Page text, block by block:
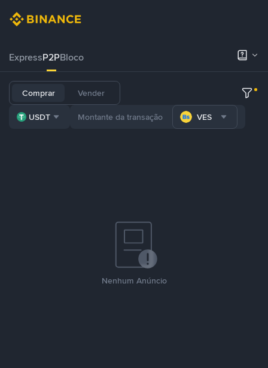
ExpressP2PBloco
Comprar Vender
USDT VES
Nenhum Anúncio